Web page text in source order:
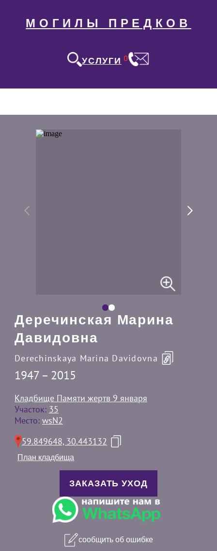
МОГИЛЫ ПРЕДКОВ
УСЛУГИ 0
Деречинская Марина
Давидовна
Derechinskaya Marina Davidovna
1947 – 2015
Кладбище Памяти жертв 9 января
Участок: 35
Место: wsN2
59.849648, 30.443132
План кладбища
ЗАКАЗАТЬ УХОД
сообщить об ошибке